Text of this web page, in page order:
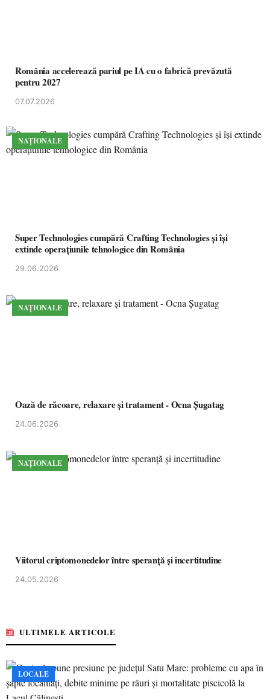
România accelerează pariul pe IA cu o fabrică prevăzută
pentru 2027
07.07.2026
NAȚIONALE
Super Technologies cumpără Crafting Technologies și își
extinde operațiunile tehnologice din România
29.06.2026
NAȚIONALE
Oază de răcoare, relaxare și tratament - Ocna Șugatag
24.06.2026
NAȚIONALE
Viitorul criptomonedelor între speranță și incertitudine
24.05.2026
ULTIMELE ARTICOLE
LOCALE